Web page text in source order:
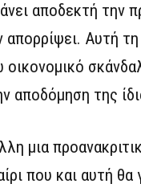
αποδεκτή την
Αυτή
αποδόμηση της
μια
που και αυτή θα